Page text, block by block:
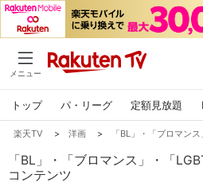
メニュー
トップ パ・リーグ 定額見放題
楽天TV > 洋画 > 「BL」・「ブロマン
「BL」・「ブロマンス」・「
コンテンツ